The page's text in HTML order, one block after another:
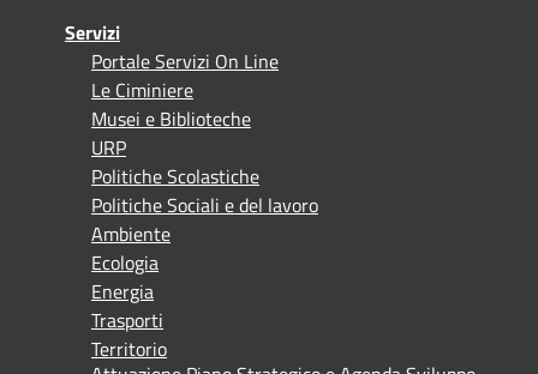
Servizi
Portale Servizi On Line
Le Ciminiere
Musei e Biblioteche
URP
Politiche Scolastiche
Politiche Sociali e del lavoro
Ambiente
Ecologia
Energia
Trasporti
Territorio